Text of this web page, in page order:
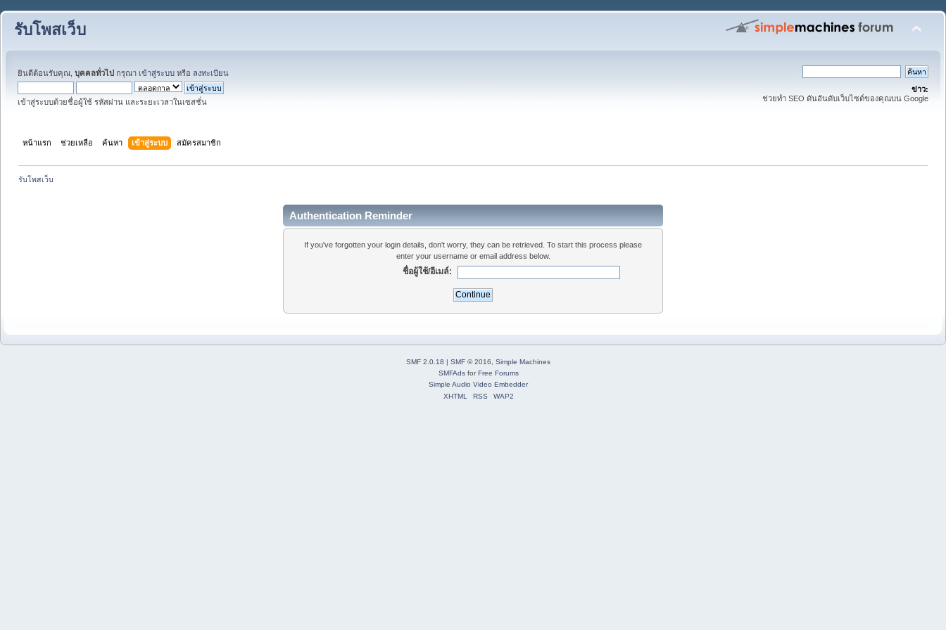
รับโพสเว็บ
ยินดีต้อนรับคุณ, บุคคลทั่วไป กรุณา เข้าสู่ระบบ หรือ ลงทะเบียน
เข้าสู่ระบบด้วยชื่อผู้ใช้ รหัสผ่าน และระยะเวลาในเซสชั่น
ข่าว:
ช่วยทำ SEO ดันอันดับเว็บไซต์ของคุณบน Google
หน้าแรก ช่วยเหลือ ค้นหา เข้าสู่ระบบ สมัครสมาชิก
รับโพสเว็บ
Authentication Reminder
If you've forgotten your login details, don't worry, they can be retrieved. To start this process please
enter your username or email address below.
ชื่อผู้ใช้/อีเมล์:
SMF 2.0.18 | SMF © 2016
Simple Machines
SMFAdsforFree Forums
Simple Audio Video Embedder
XHTML
RSS WAP2